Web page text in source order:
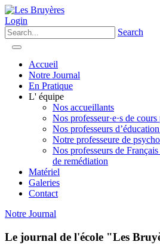
Login
Search
Accueil
Notre Journal
En Pratique
L' équipe
Nos accueillants
Nos professeur·e·s de
Nos professeurs
Notre professeure de
Nos professeurs de
de remédiation
Matériel
Galeries
Contact
Notre Journal
Le journal de l'école "Les